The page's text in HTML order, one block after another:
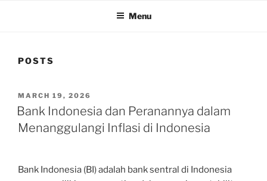
Menu
POSTS
POSTED
ON
MARCH 19, 2026
Bank Indonesia dan Peranannya dalam
Menanggulangi Inflasi di Indonesia
Bank Indonesia (BI) adalah bank sentral di Indonesia